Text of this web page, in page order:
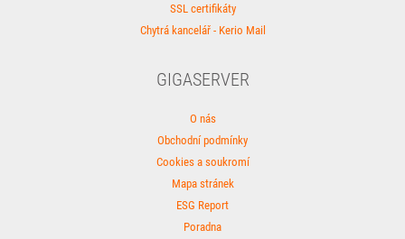
SSL certifikáty
Chytrá kancelář - Kerio Mail
GIGASERVER
O nás
Obchodní podmínky
Cookies a soukromí
Mapa stránek
ESG Report
Poradna